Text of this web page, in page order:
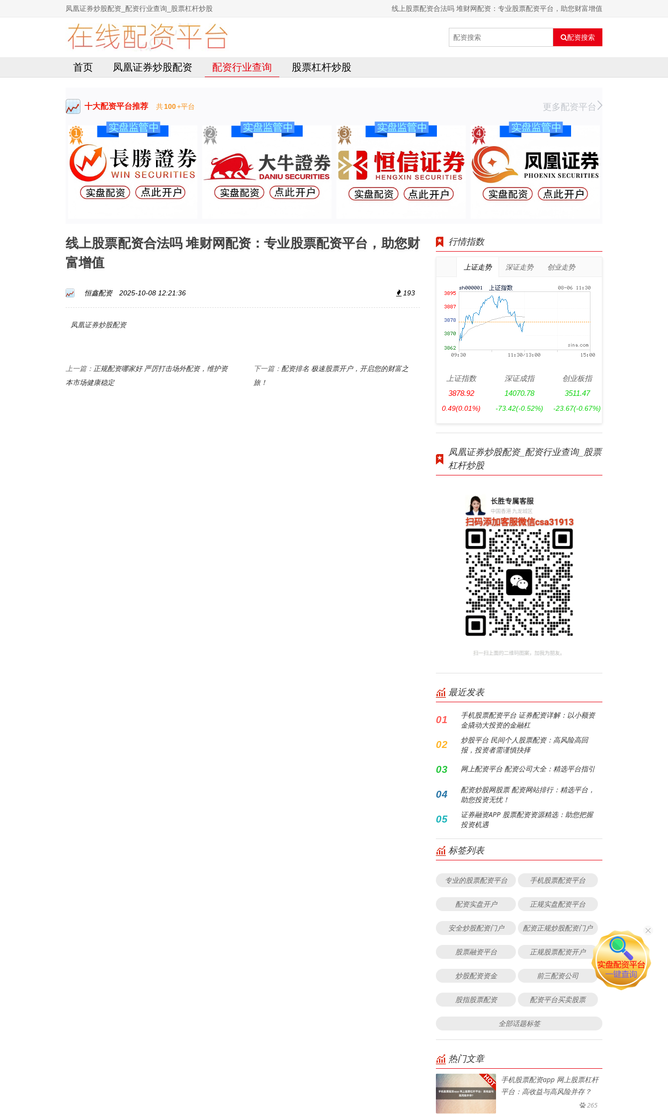
凤凰证券炒股配资_配资行业查询_股票杠杆炒股 线上股票配资合法吗 堆财网配资：专业股票配资平台，助您财富增值
配资搜索
首页 凤凰证券炒股配资 配资行业查询 股票杠杆炒股
十大配资平台推荐 共100+平台 更多配资平台
线上股票配资合法吗 堆财网配资：专业股票配资平台，助您财
富增值
恒鑫配资 2025-10-08 12:21:36 193
凤凰证券炒股配资
上一篇： 正规配资哪家好 严厉打击场外配资，维护资
本市场健康稳定
下一篇： 配资排名 极速股票开户，开启您的财富之
旅！
行情指数
上证走势 深证走势 创业走势
上证指数
3878.92
0.49(0.01%)
深证成指
14070.78
-73.42(-0.52%)
创业板指
3511.47
-23.67(-0.67%)
凤凰证券炒股配资_配资行业查询_股票
杠杆炒股
最近发表
01
手机股票配资平台 证券配资详解：以小额资
金撬动大投资的金融杠
02
炒股平台 民间个人股票配资：高风险高回
报，投资者需谨慎抉择
03 网上配资平台 配资公司大全：精选平台指引
04
配资炒股网股票 配资网站排行：精选平台，
助您投资无忧！
05
证券融资APP 股票配资资源精选：助您把握
投资机遇
标签列表
专业的股票配资平台 手机股票配资平台
配资实盘开户 正规实盘配资平台
安全炒股配资门户 配资正规炒股配资门户
股票融资平台 正规股票配资开户
炒股配资资金 前三配资公司
股指股票配资 配资平台买卖股票
全部话题标签
热门文章
手机股票配资app 网上股票杠杆
平台：高收益与高风险并存？
265